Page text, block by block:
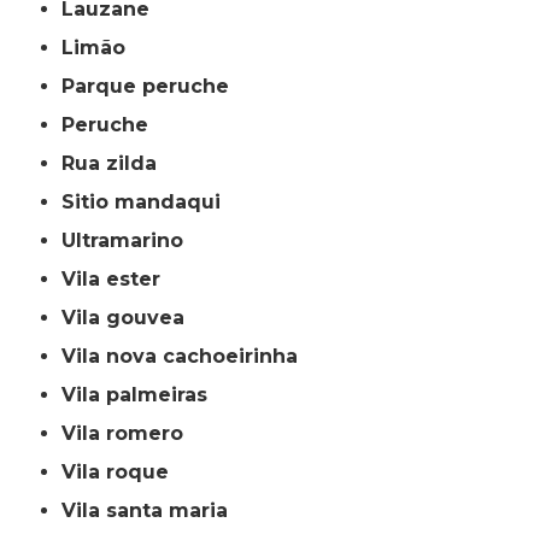
lauzane
limão
parque peruche
peruche
rua zilda
sitio mandaqui
ultramarino
vila ester
vila gouvea
vila nova cachoeirinha
vila palmeiras
vila romero
vila roque
vila santa maria